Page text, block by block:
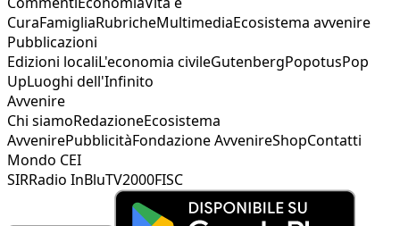
CuraFamigliaRubricheMultimediaEcosistema avvenire
Pubblicazioni
Edizioni localiL'economia civileGutenbergPopotusPop
UpLuoghi dell'Infinito
Avvenire
Chi siamoRedazioneEcosistema
AvvenirePubblicitàFondazione AvvenireShopContatti
Mondo CEI
SIRRadio InBluTV2000FISC